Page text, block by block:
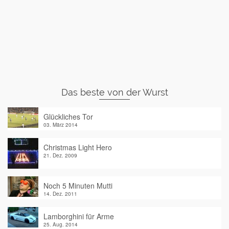
Das beste von der Wurst
Glückliches Tor
03. März 2014
Christmas Light Hero
21. Dez. 2009
Noch 5 Minuten Mutti
14. Dez. 2011
Lamborghini für Arme
25. Aug. 2014